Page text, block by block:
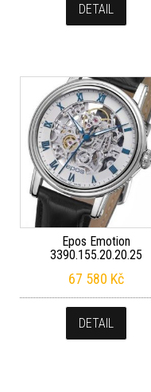
DETAIL
Epos Emotion
3390.155.20.20.25
67 580 Kč
DETAIL